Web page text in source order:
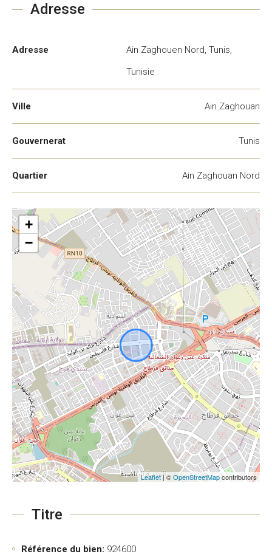
Adresse
Adresse
Ain Zaghouen Nord, Tunis,
Tunisie
Ville Ain Zaghouan
Gouvernerat Tunis
Quartier Ain Zaghouan Nord
+
−
Leaflet| ©OpenStreetMapcontributors
Titre
Référence du bien: 924600